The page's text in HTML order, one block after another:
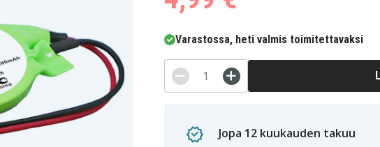
Varastossa, heti valmis toimitettavaksi
Jopa 12 kuukauden takuu